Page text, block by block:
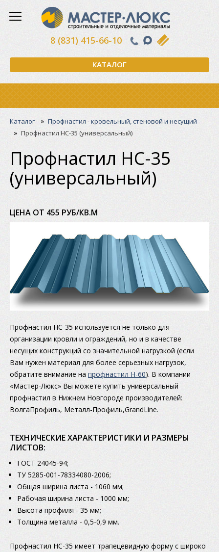
КАТАЛОГ
8 (831) 415-66-10
Каталог» Профнастил - кровельный, стеновой и несущий
» Профнастил НС-35 (универсальный)
Профнастил НС-35
(универсальный)
ЦЕНА ОТ 455 РУБ/КВ.М
Профнастил НС-35 используется не только для
организации кровли и ограждений, но и в качестве
несущих конструкций со значительной нагрузкой (если
Вам нужен материал для более серьезных нагрузок,
обратите внимание на профнастил Н-60). В компании
«Мастер-Люкс» Вы можете купить универсальный
профнастил в Нижнем Новгороде производителей:
ВолгаПрофиль, Металл-Профиль,GrandLine.
ТЕХНИЧЕСКИЕ ХАРАКТЕРИСТИКИ И РАЗМЕРЫ
ЛИСТОВ:
ГОСТ 24045-94;
ТУ 5285-001-78334080-2006;
Общая ширина листа - 1060 мм;
Рабочая ширина листа - 1000 мм;
Высота профиля - 35 мм;
Толщина металла - 0,5-0,9 мм.
Профнастил НС-35 имеет трапецевидную форму с широко